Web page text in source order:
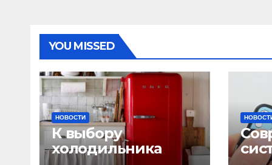
YOU MISSED
НОВОСТИ
К выбору
холодильника